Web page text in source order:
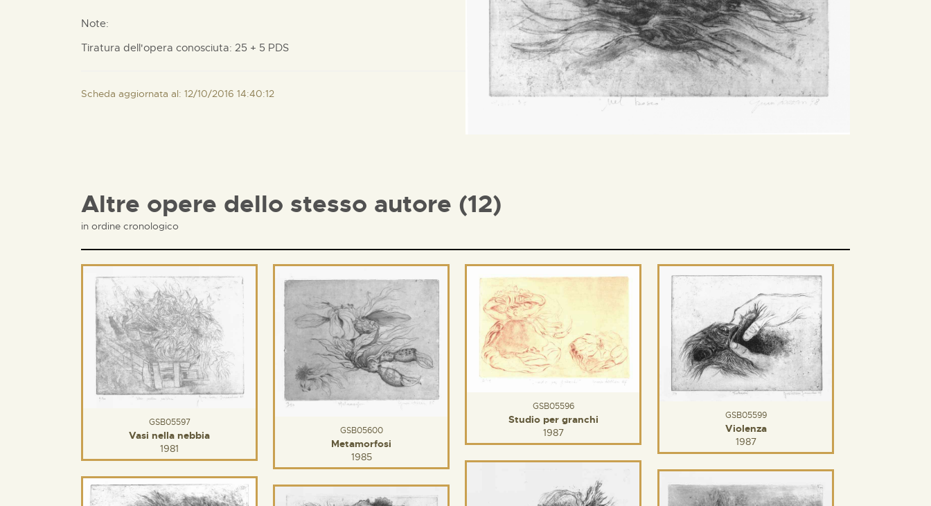
Note:
Tiratura dell'opera conosciuta: 25 + 5 PDS
Scheda aggiornata al: 12/10/2016 14:40:12
Altre opere dello stesso autore (12)
in ordine cronologico
GSB05597
Vasi nella nebbia
1981
GSB05600
Metamorfosi
1985
GSB05596
Studio per granchi
1987
GSB05599
Violenza
1987